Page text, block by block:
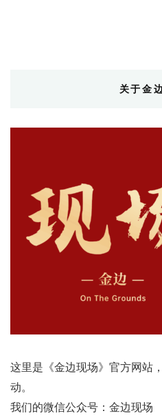
关于金
这里是《金边现场》官方网站
动。
我们的微信公众号：金边现场